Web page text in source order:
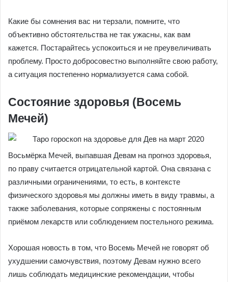
Какие бы сомнения вас ни терзали, помните, что
объективно обстоятельства не так ужасны, как вам
кажется. Постарайтесь успокоиться и не преувеличивать
проблему. Просто добросовестно выполняйте свою работу,
а ситуация постепенно нормализуется сама собой.
Состояние здоровья (Восемь
Мечей)
Восьмёрка Мечей, выпавшая Девам на прогноз здоровья,
по праву считается отрицательной картой. Она связана с
различными ограничениями, то есть, в контексте
физического здоровья мы должны иметь в виду травмы, а
также заболевания, которые сопряжены с постоянным
приёмом лекарств или соблюдением постельного режима.
Хорошая новость в том, что Восемь Мечей не говорят об
ухудшении самочувствия, поэтому Девам нужно всего
лишь соблюдать медицинские рекомендации, чтобы